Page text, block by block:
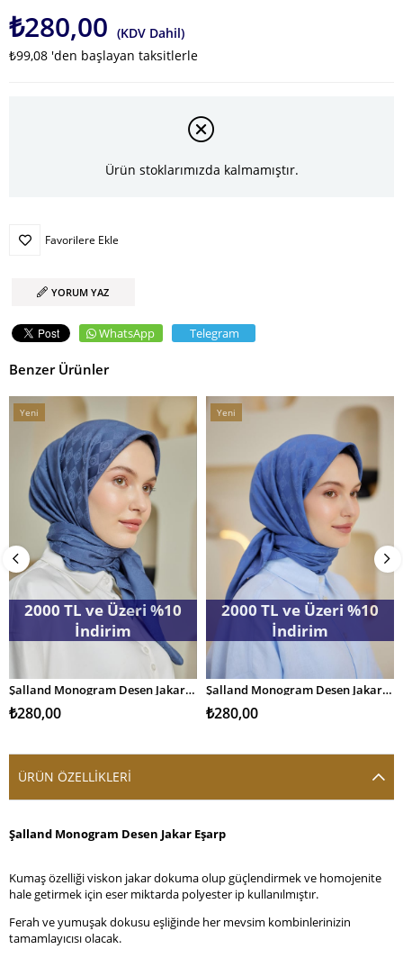
₺280,00 (KDV Dahil)
₺99,08 'den başlayan taksitlerle
Ürün stoklarımızda kalmamıştır.
Favorilere Ekle
YORUM YAZ
WhatsApp Telegram
Benzer Ürünler
SEPETE EKLE
Yeni
Şalland Monogram Desen Jakar Eşarp Kot Mavi
2000 TL ve Üzeri %10
İndirim
₺280,00
SEPETE EKLE
Yeni
Şalland Monogram Desen Jakar Eşarp İndigo
2000 TL ve Üzeri %10
İndirim
₺280,00
ÜRÜN ÖZELLIKLERI
Şalland Monogram Desen Jakar Eşarp
Kumaş özelliği viskon jakar dokuma olup güçlendirmek ve homojenite
hale getirmek için eser miktarda polyester ip kullanılmıştır.
Ferah ve yumuşak dokusu eşliğinde her mevsim kombinlerinizin
tamamlayıcısı olacak.